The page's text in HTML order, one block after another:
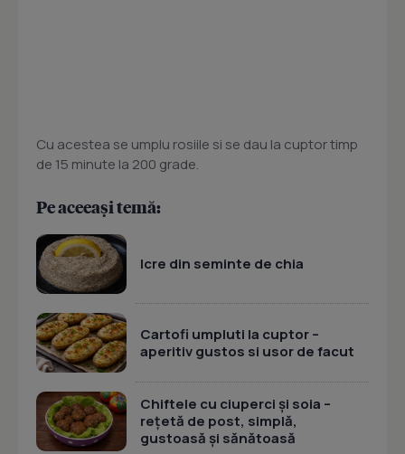
Cu acestea se umplu rosiile si se dau la cuptor timp
de 15 minute la 200 grade.
Pe aceeași temă:
Icre din seminte de chia
Cartofi umpluti la cuptor –
aperitiv gustos si usor de facut
Chiftele cu ciuperci și soia –
rețetă de post, simplă,
gustoasă și sănătoasă